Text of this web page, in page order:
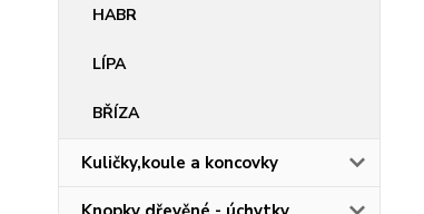
HABR
LÍPA
BŘÍZA
Kuličky,koule a koncovky